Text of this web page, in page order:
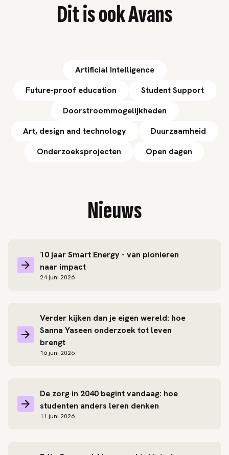
Dit is ook Avans
Artificial Intelligence
Future-proof education
Student Support
Doorstroommogelijkheden
Art, design and technology
Duurzaamheid
Onderzoeksprojecten
Open dagen
Nieuws
10 jaar Smart Energy - van pionieren
naar impact
24 juni 2026
Verder kijken dan je eigen wereld: hoe
Sanna Yaseen onderzoek tot leven
brengt
16 juni 2026
De zorg in 2040 begint vandaag: hoe
studenten anders leren denken
11 juni 2026